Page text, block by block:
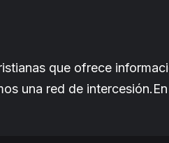
que ofrece
una red de